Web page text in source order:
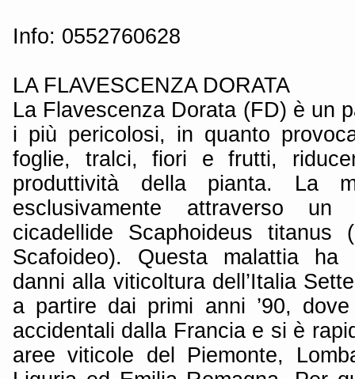
Info: 0552760628
LA FLAVESCENZA DORATA
La Flavescenza Dorata (FD) è un
i più pericolosi, in quanto
foglie, tralci, fiori e frutti,
produttività della pianta. La
esclusivamente attraverso
cicadellide Scaphoideus titanus
Scafoideo). Questa malattia ha
danni alla viticoltura dell’Italia
a partire dai primi anni ’90,
accidentali dalla Francia e si è
aree viticole del Piemonte,